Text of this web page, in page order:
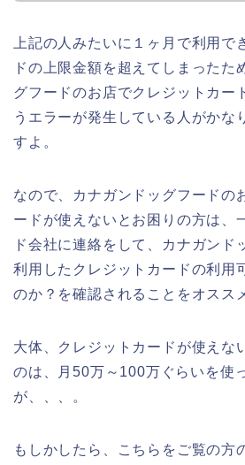
上記の人みたいに１ヶ月で利用で
ドの上限金額を超えてしまったた
グフードのお店でクレジットカー
うエラーが発生している人がかな
すよ。
なので、カナガンドッグフードの
ードが使えないとお困りの方は、
ド会社に連絡をして、カナガンド
利用したクレジットカードの利用
のか？を確認されることをオスス
大体、クレジットカードが使えな
のは、月50万～100万ぐらいを使
が、、、。
もしかしたら、こちらをご覧の方